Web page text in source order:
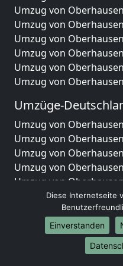
Umzug von
Umzug von
Umzug von
Umzug von
Umzug von
Umzug von
Umzüge-
Umzug von
Umzug von
Umzug von
Umzug von
Umzug von
Umzug von
Umzug von
Umzug von
Umzug von
Umzug von
Diese Internetseite
Einverstanden